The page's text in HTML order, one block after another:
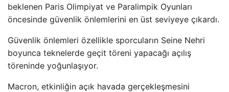
beklenen Paris Olimpiyat ve Paralimpik Oyunları
öncesinde güvenlik önlemlerini en üst seviyeye çıkardı.
Güvenlik önlemleri özellikle sporcuların Seine Nehri
boyunca teknelerde geçit töreni yapacağı açılış
töreninde yoğunlaşıyor.
Macron, etkinliğin açık havada gerçekleşmesini